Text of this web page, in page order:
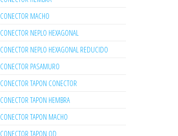
CONECTOR MACHO
CONECTOR NEPLO HEXAGONAL
CONECTOR NEPLO HEXAGONAL REDUCIDO
CONECTOR PASAMURO
CONECTOR TAPON CONECTOR
CONECTOR TAPON HEMBRA
CONECTOR TAPON MACHO
CONECTOR TAPON OD